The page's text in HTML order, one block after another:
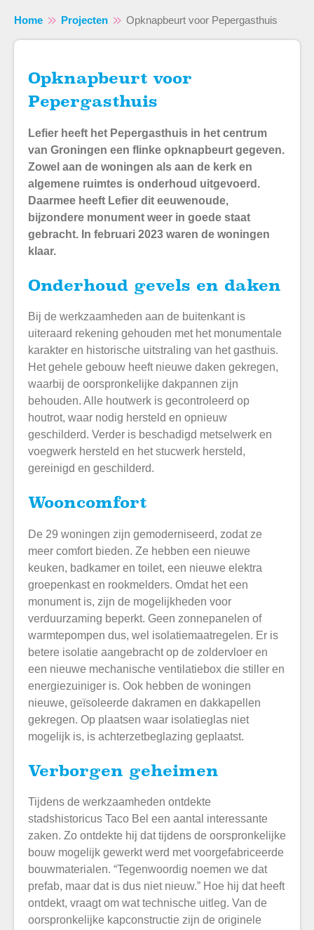
Naar hoofdinhoud
Naar hoofdnavigatiemenu
Naar zoeken
Home Projecten Opknapbeurt voor Pepergasthuis
Opknapbeurt voor
Pepergasthuis
Lefier heeft het Pepergasthuis in het centrum
van Groningen een flinke opknapbeurt gegeven.
Zowel aan de woningen als aan de kerk en
algemene ruimtes is onderhoud uitgevoerd.
Daarmee heeft Lefier dit eeuwenoude,
bijzondere monument weer in goede staat
gebracht. In februari 2023 waren de woningen
klaar.
Onderhoud gevels en daken
Bij de werkzaamheden aan de buitenkant is
uiteraard rekening gehouden met het monumentale
karakter en historische uitstraling van het gasthuis.
Het gehele gebouw heeft nieuwe daken gekregen,
waarbij de oorspronkelijke dakpannen zijn
behouden. Alle houtwerk is gecontroleerd op
houtrot, waar nodig hersteld en opnieuw
geschilderd. Verder is beschadigd metselwerk en
voegwerk hersteld en het stucwerk hersteld,
gereinigd en geschilderd.
Wooncomfort
De 29 woningen zijn gemoderniseerd, zodat ze
meer comfort bieden. Ze hebben een nieuwe
keuken, badkamer en toilet, een nieuwe elektra
groepenkast en rookmelders. Omdat het een
monument is, zijn de mogelijkheden voor
verduurzaming beperkt. Geen zonnepanelen of
warmtepompen dus, wel isolatiemaatregelen. Er is
betere isolatie aangebracht op de zoldervloer en
een nieuwe mechanische ventilatiebox die stiller en
energiezuiniger is. Ook hebben de woningen
nieuwe, geïsoleerde dakramen en dakkapellen
gekregen. Op plaatsen waar isolatieglas niet
mogelijk is, is achterzetbeglazing geplaatst.
Verborgen geheimen
Tijdens de werkzaamheden ontdekte
stadshistoricus Taco Bel een aantal interessante
zaken. Zo ontdekte hij dat tijdens de oorspronkelijke
bouw mogelijk gewerkt werd met voorgefabriceerde
bouwmaterialen. “Tegenwoordig noemen we dat
prefab, maar dat is dus niet nieuw.” Hoe hij dat heeft
ontdekt, vraagt om wat technische uitleg. Van de
oorspronkelijke kapconstructie zijn de originele